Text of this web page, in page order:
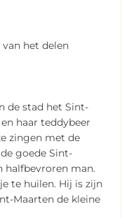
het delen
de stad het Sint-
haar teddybeer
zingen met de
goede Sint-
halfbevroren man.
te huilen. Hij is zijn
Maarten de kleine